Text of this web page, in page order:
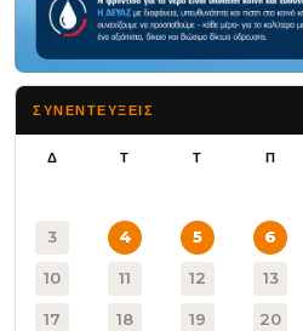
ΣΥΝΕΝΤΕΥΞΕΙΣ
Δ Τ Τ Π
3 4 5 6
10 11 12 13
17 18 19 20